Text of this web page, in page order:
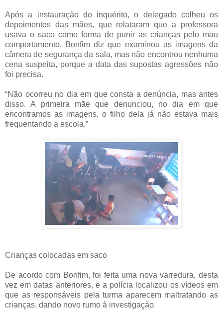
Após a instauração do inquérito, o delegado colheu os
depoimentos das mães, que relataram que a professora
usava o saco como forma de punir as crianças pelo mau
comportamento. Bonfim diz que examinou as imagens da
câmera de segurança da sala, mas não encontrou nenhuma
cena suspeita, porque a data das supostas agressões não
foi precisa.
“Não ocorreu no dia em que consta a denúncia, mas antes
disso. A primeira mãe que denunciou, no dia em que
encontramos as imagens, o filho dela já não estava mais
frequentando a escola.”
Crianças colocadas em saco
De acordo com Bonfim, foi feita uma nova varredura, desta
vez em datas anteriores, e a polícia localizou os vídeos em
que as responsáveis pela turma aparecem maltratando as
crianças, dando novo rumo à investigação.